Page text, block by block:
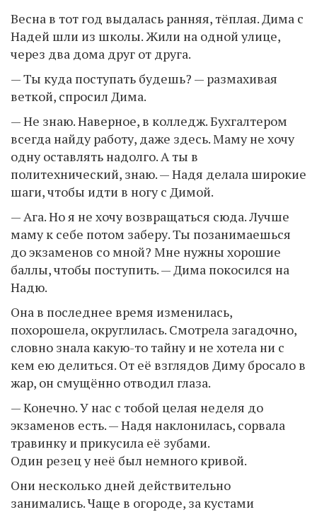
Весна в тот год выдалась ранняя, тёплая. Дима с
Надей шли из школы. Жили на одной улице,
через два дома друг от друга.
— Ты куда поступать будешь? — размахивая
веткой, спросил Дима.
— Не знаю. Наверное, в колледж. Бухгалтером
всегда найду работу, даже здесь. Маму не хочу
одну оставлять надолго. А ты в
политехнический, знаю. — Надя делала широкие
шаги, чтобы идти в ногу с Димой.
— Ага. Но я не хочу возвращаться сюда. Лучше
маму к себе потом заберу. Ты позанимаешься
до экзаменов со мной? Мне нужны хорошие
баллы, чтобы поступить. — Дима покосился на
Надю.
Она в последнее время изменилась,
похорошела, округлилась. Смотрела загадочно,
словно знала какую-то тайну и не хотела ни с
кем ею делиться. От её взглядов Диму бросало в
жар, он смущённо отводил глаза.
— Конечно. У нас с тобой целая неделя до
экзаменов есть. — Надя наклонилась, сорвала
травинку и прикусила её зубами.
Один резец у неё был немного кривой.
Они несколько дней действительно
занимались. Чаще в огороде, за кустами